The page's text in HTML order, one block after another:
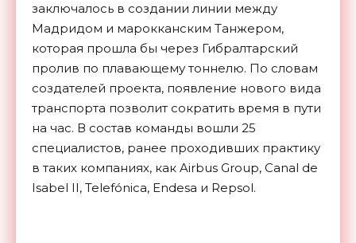
заключалось в создании линии между
Мадридом и марокканским Танжером,
которая прошла бы через Гибралтарский
пролив по плавающему тоннелю. По словам
создателей проекта, появление нового вида
транспорта позволит сократить время в пути
на час. В состав команды вошли 25
специалистов, ранее проходивших практику
в таких компаниях, как Airbus Group, Canal de
Isabel II, Telefónica, Endesa и Repsol.